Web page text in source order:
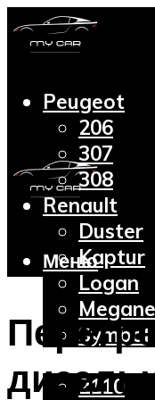
Peugeot
206
307
308
Renault
Duster
Kaptur
Logan
Megane
Symbol
Lada
2110
Меню